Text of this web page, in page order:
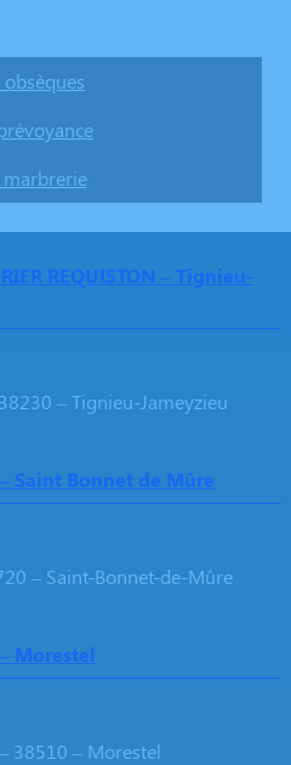
obsèques
marbrerie
REQUISTON – Tignieu-
– Tignieu-Jameyzieu
Saint Bonnet de Mûre
– Saint-Bonnet-de-Mûre
Morestel
38510 – Morestel